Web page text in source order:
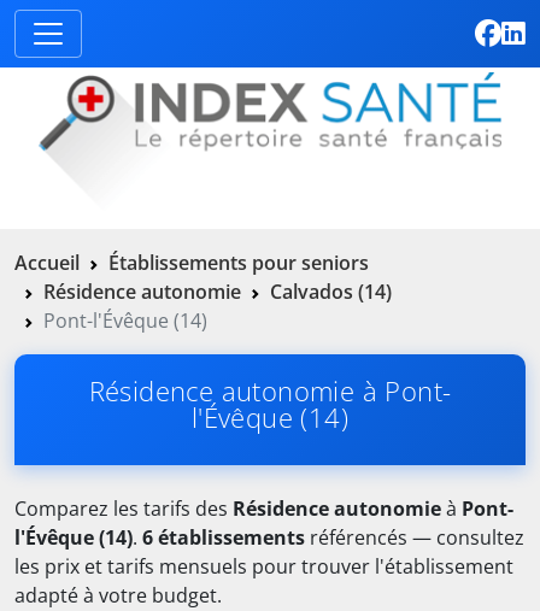
Accueil
Établissements pour seniors
Résidence autonomie
Calvados (14)
Pont-l'Évêque (14)
Résidence autonomie à Pont-
l'Évêque (14)
Comparez les tarifs des Résidence autonomieà Pont-
l'Évêque (14). 6 établissements référencés — consultez
les prix et tarifs mensuels pour trouver l'établissement
adapté à votre budget.